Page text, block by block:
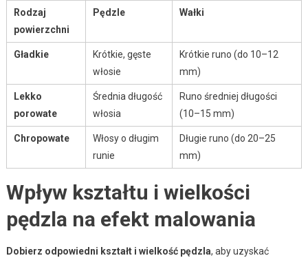
Rodzaj
powierzchni
Pędzle Wałki
Gładkie
Krótkie, gęste
włosie
Krótkie runo (do 10–12
mm)
Lekko
porowate
Średnia długość
włosia
Runo średniej długości
(10–15 mm)
Chropowate
Włosy o długim
runie
Długie runo (do 20–25
mm)
Wpływ kształtu i wielkości
pędzla na efekt malowania
Dobierz odpowiedni kształt i wielkość pędzla, aby uzyskać